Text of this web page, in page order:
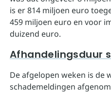
is er 814 miljoen euro
459 miljoen euro en voor
duizend euro.
Afhandelingsduur
De afgelopen weken is de
schademeldingen